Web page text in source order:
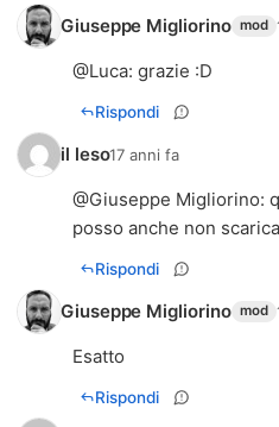
Giuseppe Migliorino mod
@Luca: grazie :D
Rispondi
il leso17 anni fa
@Giuseppe Migliorino:
posso anche non
Rispondi
Giuseppe Migliorino mod
Esatto
Rispondi